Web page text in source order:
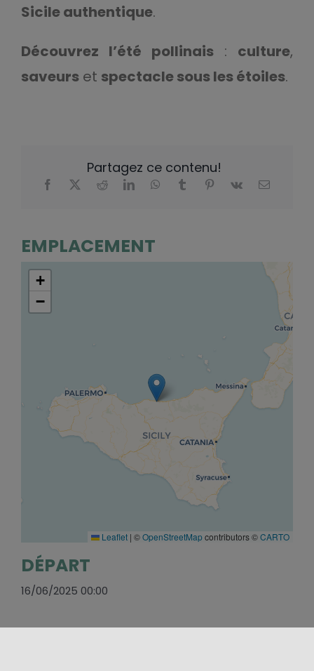
Sicile authentique.
Découvrez l’été pollinais : culture,
saveurset spectacle sous les étoiles.
Partagez ce contenu!
EMPLACEMENT
+
−
Leaflet | ©OpenStreetMapcontributors ©CARTO
DÉPART
16/06/2025 00:00